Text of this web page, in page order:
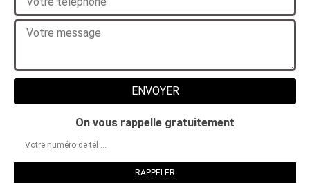
On vous rappelle gratuitement